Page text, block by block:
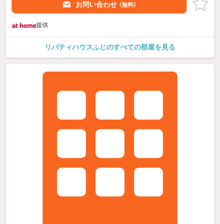
お問い合わせ （無料）
提供
リバティハウスふじのすべての部屋を見る